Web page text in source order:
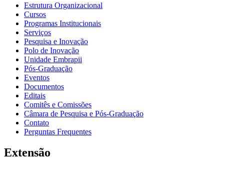
Estrutura Organizacional
Cursos
Programas Institucionais
Serviços
Pesquisa e Inovação
Polo de Inovação
Unidade Embrapii
Pós-Graduação
Eventos
Documentos
Editais
Comitês e Comissões
Câmara de Pesquisa e Pós-Graduação
Contato
Perguntas Frequentes
Extensão